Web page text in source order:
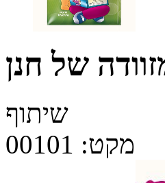
של חנן
שיתוף
מקט: 00101